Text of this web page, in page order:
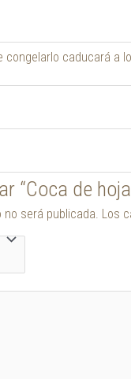
caducará a
“Coca de
será publicada. Los